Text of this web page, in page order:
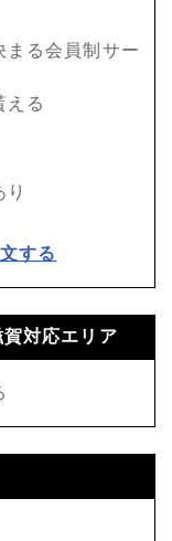
まる会員制サー
える
する
対応エリア